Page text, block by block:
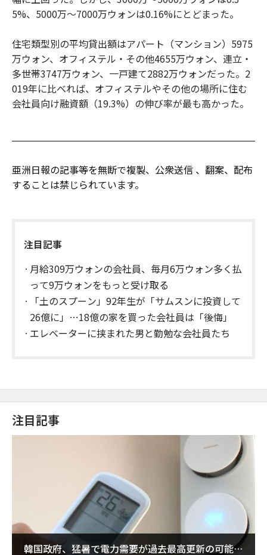
5%、5000万～7000万ウォンは0.16%にとどまった。
住宅類型別の平均貸出額はアパート（マンション）5975
万ウォン、オフィステル・その他4655万ウォン、連立・
多世帯3747万ウォン、一戸建て2882万ウォンだった。2
019年に比べれば、オフィステルやその他の場所に住む
会社員向け融資額（19.3%）の伸び率が最も高かった。
亜洲日報の記事等を無断で複製、公衆送信 、翻案、配布
することは禁じられています。
注目記事
月給309万ウォンの会社員、毎月6万ウォン多く払
って9万ウォンをもっと受け取る
「土のスプーン」92年生が「サムスンに投資して
26億に」…18億の家を買った会社員は「後悔」
エレベーターに挟まれた男と勤勉な会社員たち
注目記事
韓国政府、猛暑で電力需要が過去最高更新の可能性